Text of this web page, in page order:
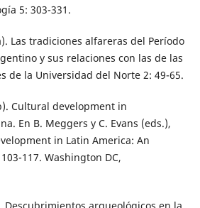
5: 303-331.
Las tradiciones alfareras del Período
y sus relaciones con las de las
de la Universidad del Norte 2: 49-65.
Cultural development in
En B. Meggers y C. Evans (eds.),
in Latin America: An
117. Washington DC,